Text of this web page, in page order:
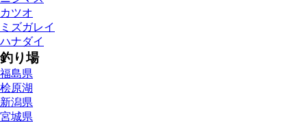
カツオ
ミズガレイ
ハナダイ
釣り場
福島県
桧原湖
新潟県
宮城県